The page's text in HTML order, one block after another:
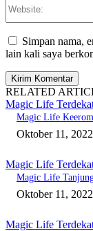
Simpan nama,
lain kali saya
RELATED
Magic Life
Magic Life
Oktober 11, 2022
Magic Life
Magic Life
Oktober 11, 2022
Magic Life